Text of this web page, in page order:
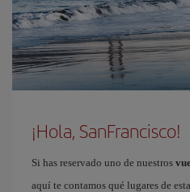
¡Hola, SanFrancisco!
Si has reservado uno de nuestros
aquí te contamos qué lugares de